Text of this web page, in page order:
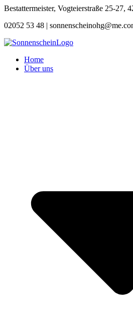
Zum
springen
Bestattermeister, Vogteierstraße 25-27,
02052 53 48 |
Home
Über uns